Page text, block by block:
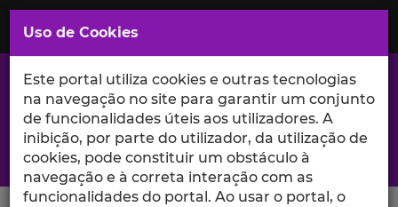
Saltar
para
Conteúdo
Principal
A excelência da investigação e ciência no Iscte
Uso de Cookies
Este portal utiliza cookies e outras tecnologias
na navegação no site para garantir um conjunto
de funcionalidades úteis aos utilizadores. A
inibição, por parte do utilizador, da utilização de
cookies, pode constituir um obstáculo à
navegação e à correta interação com as
funcionalidades do portal. Ao usar o portal, o